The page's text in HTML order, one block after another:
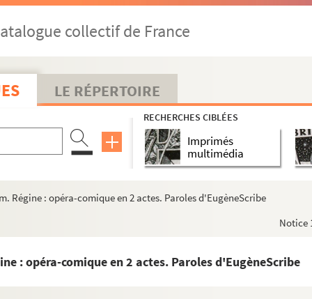
collectif de France
LE RÉPERTOIRE
RECHERCHES CIBLÉES
Imprimés
multimédia
Régine : opéra-comique en 2 actes. Paroles d'EugèneScribe
Notice
: opéra-comique en 2 actes. Paroles d'EugèneScribe